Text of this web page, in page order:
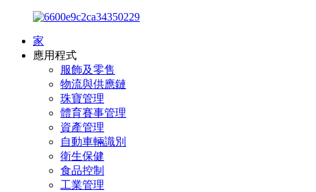
家
應用程式
服飾及零售
物流與供應鏈
珠寶管理
體育賽事管理
資產管理
自動車輛識別
衛生保健
食品控制
工業管理